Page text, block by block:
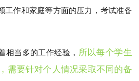
工作和家庭等方面的压力，考试准备
相当多的工作经验， 所以每个学生
需要针对个人情况采取不同的备